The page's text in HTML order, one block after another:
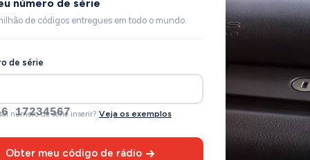
número de série
de códigos entregues em todo o mundo.
de série
17234567
número de série inserir? Veja os exemplos
Obter meu código de rádio